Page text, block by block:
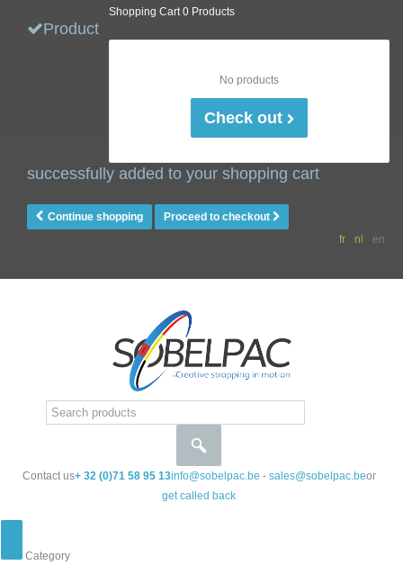
Shopping Cart 0 Products
No products
Check out
Product
successfully added to your shopping cart
Continue shopping
Proceed to checkout
fr
nl en
Contact us+ 32 (0)71 58 95 13info@sobelpac.be - sales@sobelpac.beor
get called back
Category